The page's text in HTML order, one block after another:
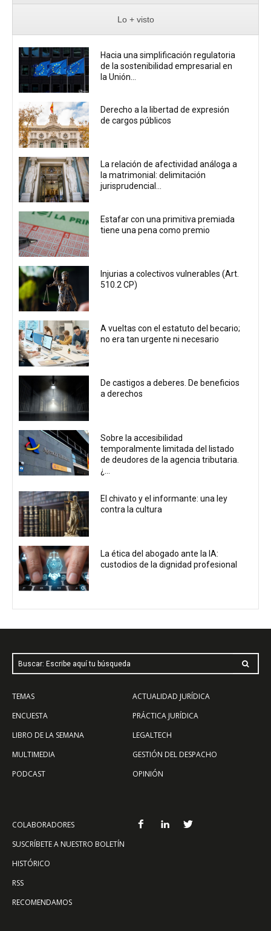
Lo + visto
Hacia una simplificación regulatoria
de la sostenibilidad empresarial en
la Unión...
Derecho a la libertad de expresión
de cargos públicos
La relación de afectividad análoga a
la matrimonial: delimitación
jurisprudencial...
Estafar con una primitiva premiada
tiene una pena como premio
Injurias a colectivos vulnerables (Art.
510.2 CP)
A vueltas con el estatuto del becario;
no era tan urgente ni necesario
De castigos a deberes. De beneficios
a derechos
Sobre la accesibilidad
temporalmente limitada del listado
de deudores de la agencia tributaria.
¿...
El chivato y el informante: una ley
contra la cultura
La ética del abogado ante la IA:
custodios de la dignidad profesional
Buscar: Escribe aquí tu búsqueda
TEMAS
ENCUESTA
LIBRO DE LA SEMANA
MULTIMEDIA
PODCAST
ACTUALIDAD JURÍDICA
PRÁCTICA JURÍDICA
LEGALTECH
GESTIÓN DEL DESPACHO
OPINIÓN
COLABORADORES
SUSCRÍBETE A NUESTRO BOLETÍN
HISTÓRICO
RSS
RECOMENDAMOS